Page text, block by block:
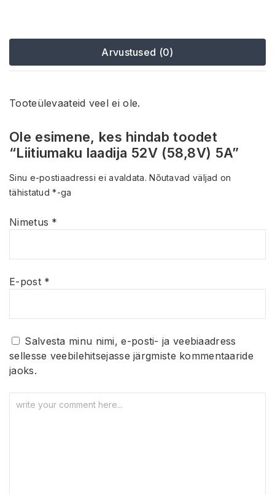
Arvustused (0)
Tooteülevaateid veel ei ole.
Ole esimene, kes hindab toodet
“Liitiumaku laadija 52V (58,8V) 5A”
Sinu e-postiaadressi ei avaldata. Nõutavad väljad on
tähistatud*-ga
Nimetus *
E-post *
Salvesta minu nimi, e-posti- ja veebiaadress
sellesse veebilehitsejasse järgmiste kommentaaride
jaoks.